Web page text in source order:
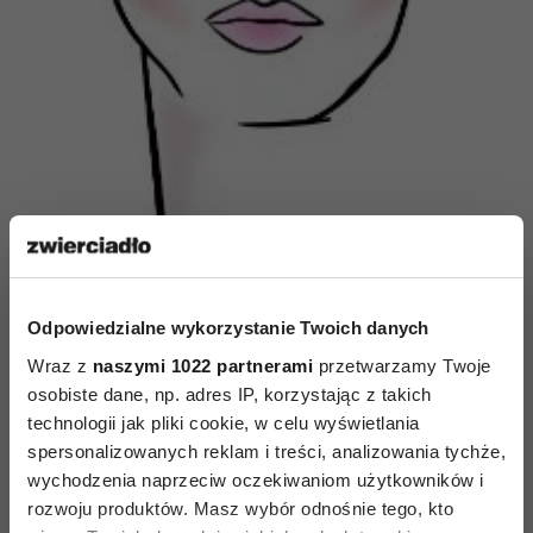
Odpowiedzialne wykorzystanie Twoich danych
Wraz z naszymi 1022 partnerami przetwarzamy Twoje
osobiste dane, np. adres IP, korzystając z takich
technologii jak pliki cookie, w celu wyświetlania
spersonalizowanych reklam i treści, analizowania tychże,
wychodzenia naprzeciw oczekiwaniom użytkowników i
rozwoju produktów. Masz wybór odnośnie tego, kto
zmieszany z bazą rozświetlającą. 2. Pod oczy
nakładamy korektor rozświetlający. 3.
Aplikujemy puder na strefę „t” (czoło, nos, broda)
4. Aplikujemy rozświetlacz w sztyfcie na szczyt
policzk i pod łuk brwiowy. 5. Podkreślamy brwi
żelem koloryzującym. 6. Pudrowy, delikatny,